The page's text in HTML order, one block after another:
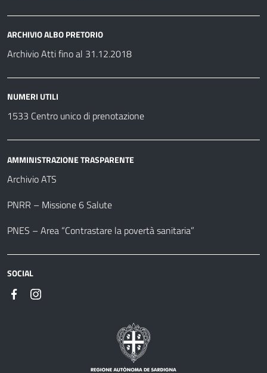
ARCHIVIO ALBO PRETORIO
Archivio Atti fino al 31.12.2018
NUMERI UTILI
1533 Centro unico di prenotazione
AMMINISTRAZIONE TRASPARENTE
Archivio ATS
PNRR – Missione 6 Salute
PNES – Area “Contrastare la povertà sanitaria”
SOCIAL